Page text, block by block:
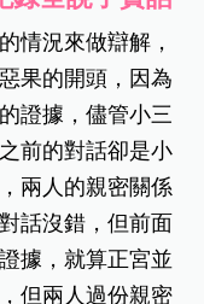
情況來做辯解，
果的開頭，因為
證據，儘管小三
前的對話卻是小
兩人的親密關係
話沒錯，但前面
據，就算正宮並
但兩人過份親密